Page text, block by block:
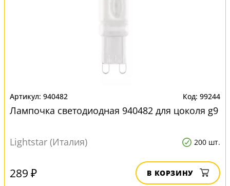
940482 99244
Лампочка светодиодная 940482 для цоколя g9
Lightstar (Италия) 200 шт.
289 ₽ В КОРЗИНУ